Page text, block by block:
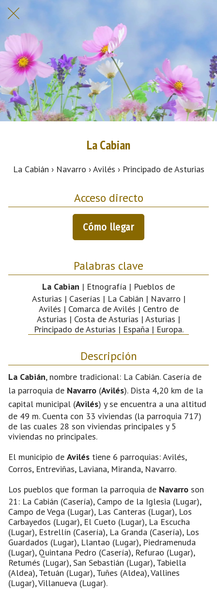
La Cabian
La Cabián › Navarro › Avilés › Principado de Asturias
Acceso directo
Cómo llegar
Palabras clave
La Cabian | Etnografía | Pueblos de
Asturias | Caserías | La Cabián | Navarro |
Avilés | Comarca de Avilés | Centro de
Asturias | Costa de Asturias | Asturias |
Principado de Asturias | España | Europa.
Descripción
La Cabián, nombre tradicional: La Cabián. Casería de
la parroquia de Navarro (Avilés). Dista 4,20 km de la
capital municipal (Avilés) y se encuentra a una altitud
de 49 m. Cuenta con 33 viviendas (la parroquia 717)
de las cuales 28 son viviendas principales y 5
viviendas no principales.
El municipio de Avilés tiene 6 parroquias: Avilés,
Corros, Entreviñas, Laviana, Miranda, Navarro.
Los pueblos que forman la parroquia de Navarro son
21: La Cabián (Casería), Campo de la Iglesia (Lugar),
Campo de Vega (Lugar), Las Canteras (Lugar), Los
Carbayedos (Lugar), El Cueto (Lugar), La Escucha
(Lugar), Estrellín (Casería), La Granda (Casería), Los
Guardados (Lugar), Llantao (Lugar), Piedramenuda
(Lugar), Quintana Pedro (Casería), Refurao (Lugar),
Retumés (Lugar), San Sebastián (Lugar), Tabiella
(Aldea), Tetuán (Lugar), Tuñes (Aldea), Vallines
(Lugar), Villanueva (Lugar).